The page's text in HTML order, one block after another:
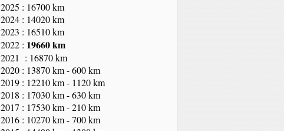
2025 : 16700 km
2024 : 14020 km
2023 : 16510 km
2022 : 19660 km
2021 : 16870 km
2020 : 13870 km - 600 km
2019 : 12210 km - 1120 km
2018 : 17030 km - 630 km
2017 : 17530 km - 210 km
2016 : 10270 km - 700 km